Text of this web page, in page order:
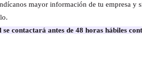
mayor información de tu empresa y
contactará antes de 48 horas hábiles